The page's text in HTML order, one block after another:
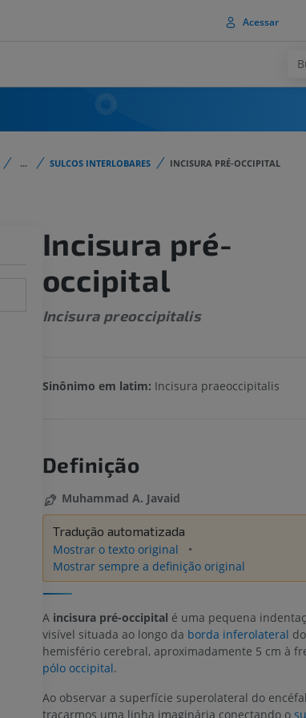
Acessar
... SULCOS INTERLOBARES INCISURA PRÉ-OCCIPITAL
Incisura pré-
occipital
Incisura preoccipitalis
Sinônimo em latim: Incisura praeoccipitalis
Definição
Muhammad A. Javaid
Tradução automatizada
Mostrar o texto original
Mostrar sempre a definição original
A incisura pré-occipital é uma pequena
visível situada ao longo da borda inferolateral do
hemisfério cerebral, aproximadamente 5 cm à
pólo occipital.
Ao observar a superfície superolateral do
traçarmos uma linha imaginária conectando o